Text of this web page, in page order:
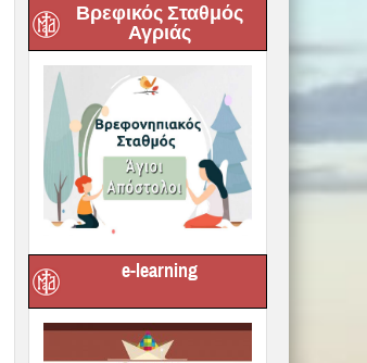
Βρεφικός Σταθμός
Αγριάς
e-learning